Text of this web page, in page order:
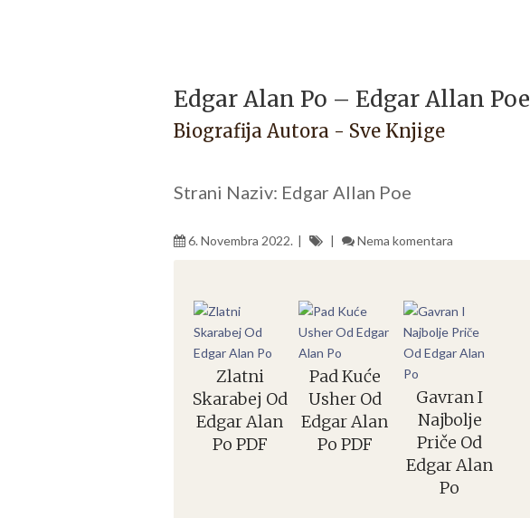
Edgar Alan Po – Edgar Allan Poe
Biografija Autora - Sve Knjige
Strani Naziv: Edgar Allan Poe
6. Novembra 2022. Nema komentara
Zlatni
Skarabej Od
Edgar Alan
Po PDF
Pad Kuće
Usher Od
Edgar Alan
Po PDF
Gavran I
Najbolje
Priče Od
Edgar Alan
Po